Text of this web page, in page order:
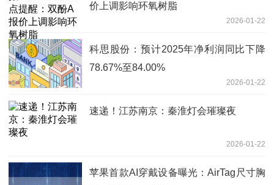
价上调影响环氧树脂
2026-01-22
科思股份：预计2025年净利润同比下降
78.67%至84.00%
2026-01-22
速递！江苏南京：秦淮灯会璀璨夜
2026-01-22
苹果首款AI穿戴设备曝光：AirTag尺寸胸